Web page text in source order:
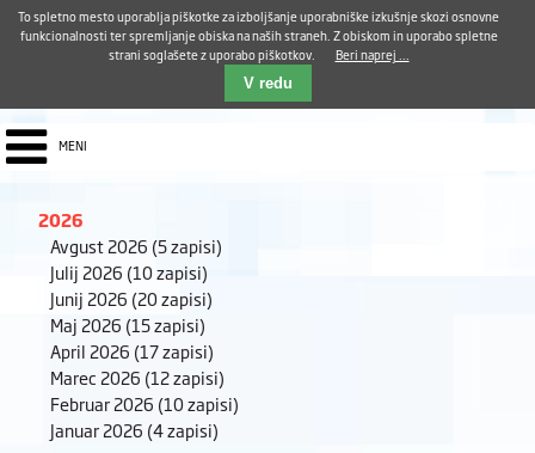
E-pošta ZUDV
Iskalnik
MENI
2026
Avgust 2026 (5 zapisi)
Julij 2026 (10 zapisi)
Junij 2026 (20 zapisi)
Maj 2026 (15 zapisi)
April 2026 (17 zapisi)
Marec 2026 (12 zapisi)
Februar 2026 (10 zapisi)
Januar 2026 (4 zapisi)
To spletno mesto uporablja piškotke za izboljšanje uporabniške izkušnje skozi osnovne
funkcionalnosti ter spremljanje obiska na naših straneh. Z obiskom in uporabo spletne
strani soglašete z uporabo piškotkov.
Beri naprej ...
V redu